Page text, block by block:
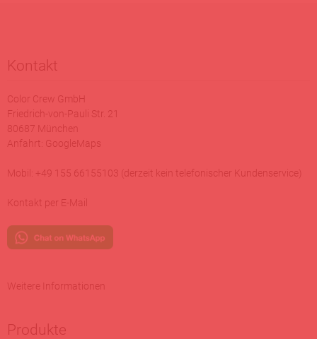
Kontakt
Color Crew GmbH
Friedrich-von-Pauli Str. 21
80687 München
Anfahrt: GoogleMaps
Mobil: +49 155 66155103 (derzeit kein telefonischer Kundenservice)
Kontakt per E-Mail
Weitere Informationen
Produkte